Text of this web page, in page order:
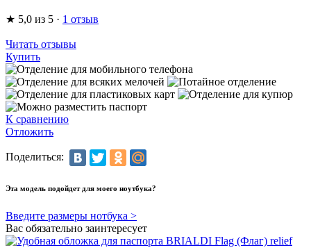
★ 5,0 из 5 · 1 отзыв
Читать отзывы
Купить
К сравнению
Отложить
Поделиться:
Эта модель подойдет для моего ноутбука?
Введите размеры нотбука >
Вас обязательно заинтересует